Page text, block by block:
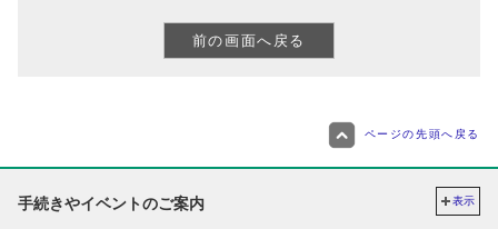
ページの先頭へ戻る
手続きやイベントのご案内 表示